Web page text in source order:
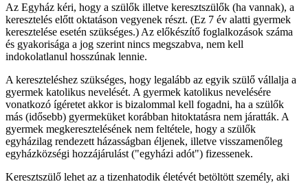
Az Egyház kéri, hogy a szülők illetve keresztszülők (ha vannak), a
keresztelés előtt oktatáson vegyenek részt. (Ez 7 év alatti gyermek
keresztelése esetén szükséges.) Az előkészítő foglalkozások száma
és gyakorisága a jog szerint nincs megszabva, nem kell
indokolatlanul hosszúnak lennie.
A kereszteléshez szükséges, hogy legalább az egyik szülő vállalja a
gyermek katolikus nevelését. A gyermek katolikus nevelésére
vonatkozó ígéretet akkor is bizalommal kell fogadni, ha a szülők
más (idősebb) gyermeküket korábban hitoktatásra nem járatták. A
gyermek megkeresztelésének nem feltétele, hogy a szülők
egyházilag rendezett házasságban éljenek, illetve visszamenőleg
egyházközségi hozzájárulást ("egyházi adót") fizessenek.
Keresztszülő lehet az a tizenhatodik életévét betöltött személy, aki